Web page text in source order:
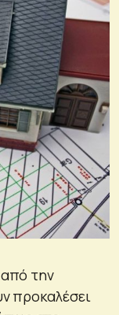
την
προκαλέσει